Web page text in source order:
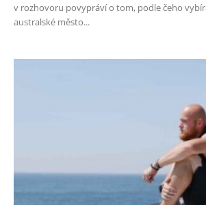
v rozhovoru povypráví o tom, podle čeho
australské město...